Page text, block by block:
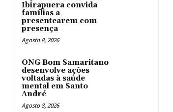
Ibirapuera convida
famílias a
presentearem com
presença
Agosto 8, 2026
ONG Bom Samaritano
desenvolve ações
voltadas à saúde
mental em Santo
André
Agosto 8, 2026